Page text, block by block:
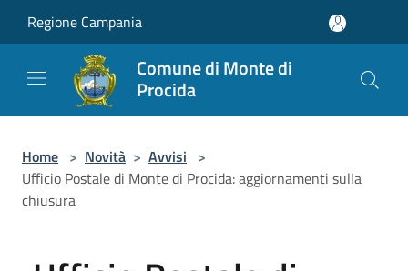
Regione Campania
Comune di Monte di
Procida
Home > Novità > Avvisi >
Ufficio Postale di Monte di Procida: aggiornamenti sulla
chiusura